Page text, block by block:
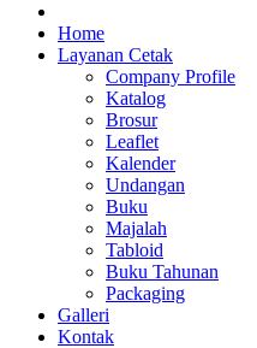
Jasa Cetak Online DMG Printing
Home
Layanan Cetak
Company Profile
Katalog
Brosur
Leaflet
Kalender
Undangan
Buku
Majalah
Tabloid
Buku Tahunan
Packaging
Galleri
Kontak